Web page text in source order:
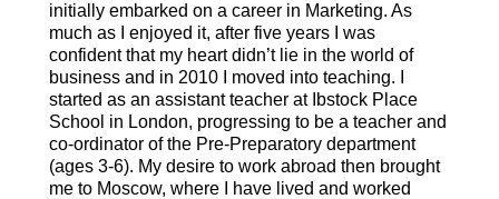
initially embarked on a career in Marketing. As
much as I enjoyed it, after five years I was
confident that my heart didn’t lie in the world of
business and in 2010 I moved into teaching. I
started as an assistant teacher at Ibstock Place
School in London, progressing to be a teacher and
co-ordinator of the Pre-Preparatory department
(ages 3-6). My desire to work abroad then brought
me to Moscow, where I have lived and worked